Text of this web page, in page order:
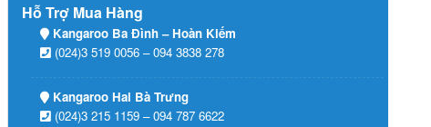
Hỗ Trợ Mua Hàng
Kangaroo Ba Đình – Hoàn Kiếm
(024)3 519 0056 – 094 3838 278
Kangaroo Hai Bà Trưng
(024)3 215 1159 – 094 787 6622